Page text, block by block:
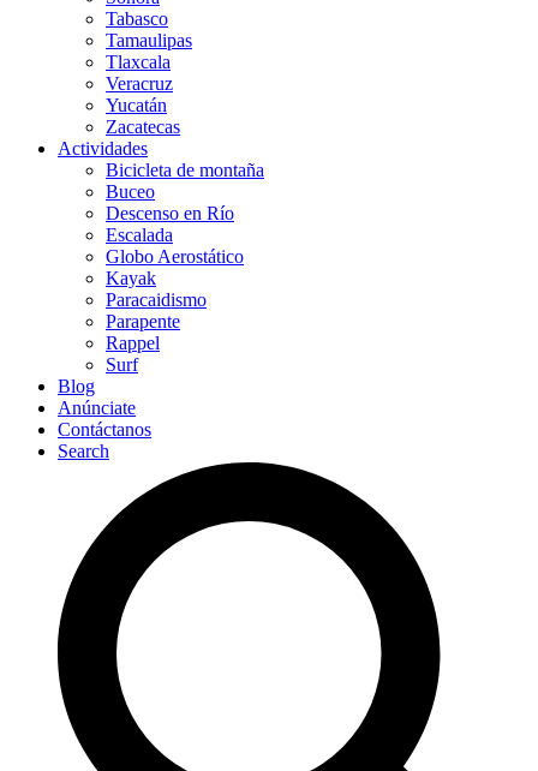
Tabasco
Tamaulipas
Tlaxcala
Veracruz
Yucatán
Zacatecas
Actividades
Bicicleta de montaña
Buceo
Descenso en Río
Escalada
Globo Aerostático
Kayak
Paracaidismo
Parapente
Rappel
Surf
Blog
Anúnciate
Contáctanos
Search